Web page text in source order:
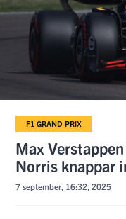
F1 GRAND PRIX
Max
Norris knappar
7 september, 16:32, 2025